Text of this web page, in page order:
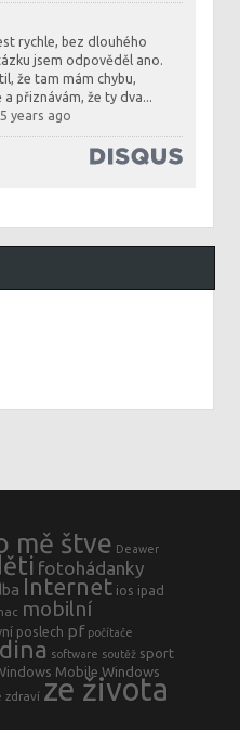
rychle, bez dlouhého
jsem odpověděl ano.
že tam mám chybu,
přiznávám, že ty dva...
5 years ago
mě štve Deawer
fotohádanky
Internet ios ipad
mobilní
poslech pf počítače
software soutěž sport
Mobile Windows
zdraví ze života